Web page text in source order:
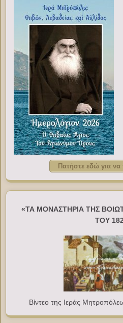
Πατήστε εδώ για να
«ΤΑ ΜΟΝΑΣΤΗΡΙΑ ΤΗΣ
ΤΟΥ
Βίντεο της Ιεράς